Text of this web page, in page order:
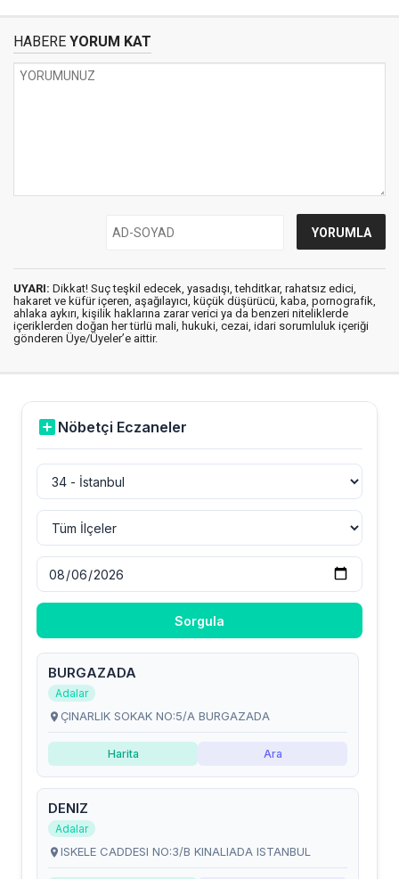
HABERE YORUM KAT
UYARI: Dikkat! Suç teşkil edecek, yasadışı, tehditkar, rahatsız edici,
hakaret ve küfür içeren, aşağılayıcı, küçük düşürücü, kaba, pornografik,
ahlaka aykırı, kişilik haklarına zarar verici ya da benzeri niteliklerde
içeriklerden doğan her türlü mali, hukuki, cezai, idari sorumluluk içeriği
gönderen Üye/Üyeler’e aittir.